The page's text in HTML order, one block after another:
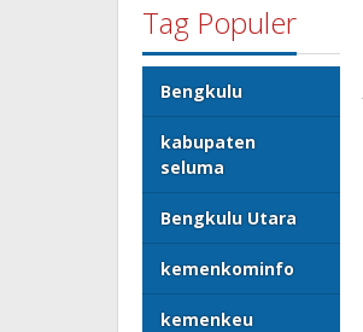
Tag Populer
Bengkulu
kabupaten
seluma
Bengkulu Utara
kemenkominfo
kemenkeu